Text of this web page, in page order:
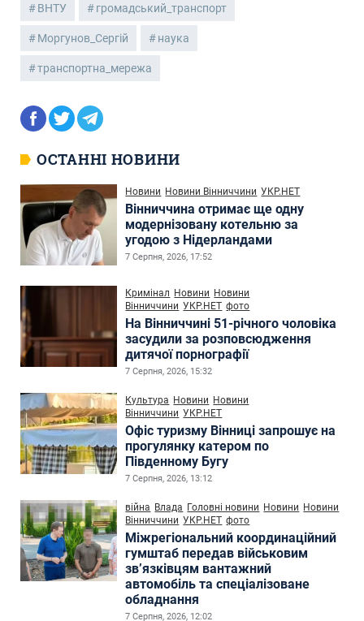
ВНТУ громадський_транспорт
Моргунов_Сергій наука
транспортна_мережа
ОСТАННІ НОВИНИ
Новини Новини Вінниччини УКР.НЕТ
Вінниччина отримає ще одну
модернізовану котельню за
угодою з Нідерландами
7 Серпня, 2026, 17:52
Кримінал Новини Новини
Вінниччини УКР.НЕТ фото
На Вінниччині 51-річного чоловіка
засудили за розповсюдження
дитячої порнографії
7 Серпня, 2026, 15:32
Культура Новини Новини
Вінниччини УКР.НЕТ
Офіс туризму Вінниці запрошує на
прогулянку катером по
Південному Бугу
7 Серпня, 2026, 13:12
війна Влада Головні новини Новини Новини
Вінниччини УКР.НЕТ фото
Міжрегіональний координаційний
гумштаб передав військовим
зв’язківцям вантажний
автомобіль та спеціалізоване
обладнання
7 Серпня, 2026, 12:02